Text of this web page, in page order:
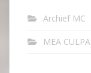
Archief MC
MEA CULPA